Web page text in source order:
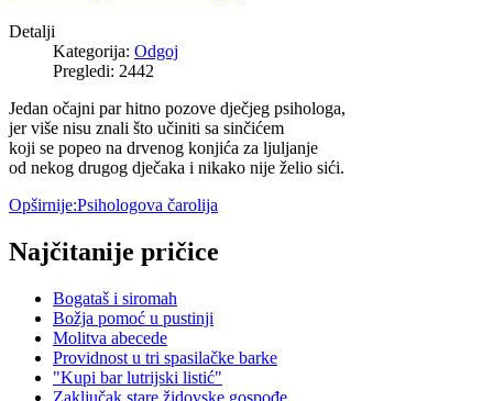
Detalji
Kategorija: Odgoj
Pregledi: 2442
Jedan očajni par hitno pozove dječjeg psihologa,
jer više nisu znali što učiniti sa sinčićem
koji se popeo na drvenog konjića za ljuljanje
od nekog drugog dječaka i nikako nije želio sići.
Opširnije:Psihologova čarolija
Najčitanije pričice
Bogataš i siromah
Božja pomoć u pustinji
Molitva abecede
Providnost u tri spasilačke barke
"Kupi bar lutrijski listić"
Zaključak stare židovske gospođe